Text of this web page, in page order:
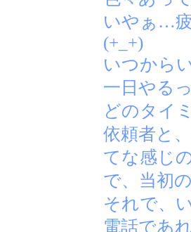
いやぁ…疲
(+_+)
いつから
一日やる
どのタイ
依頼者と
てな感じ
で、当初
それで、
電話であ